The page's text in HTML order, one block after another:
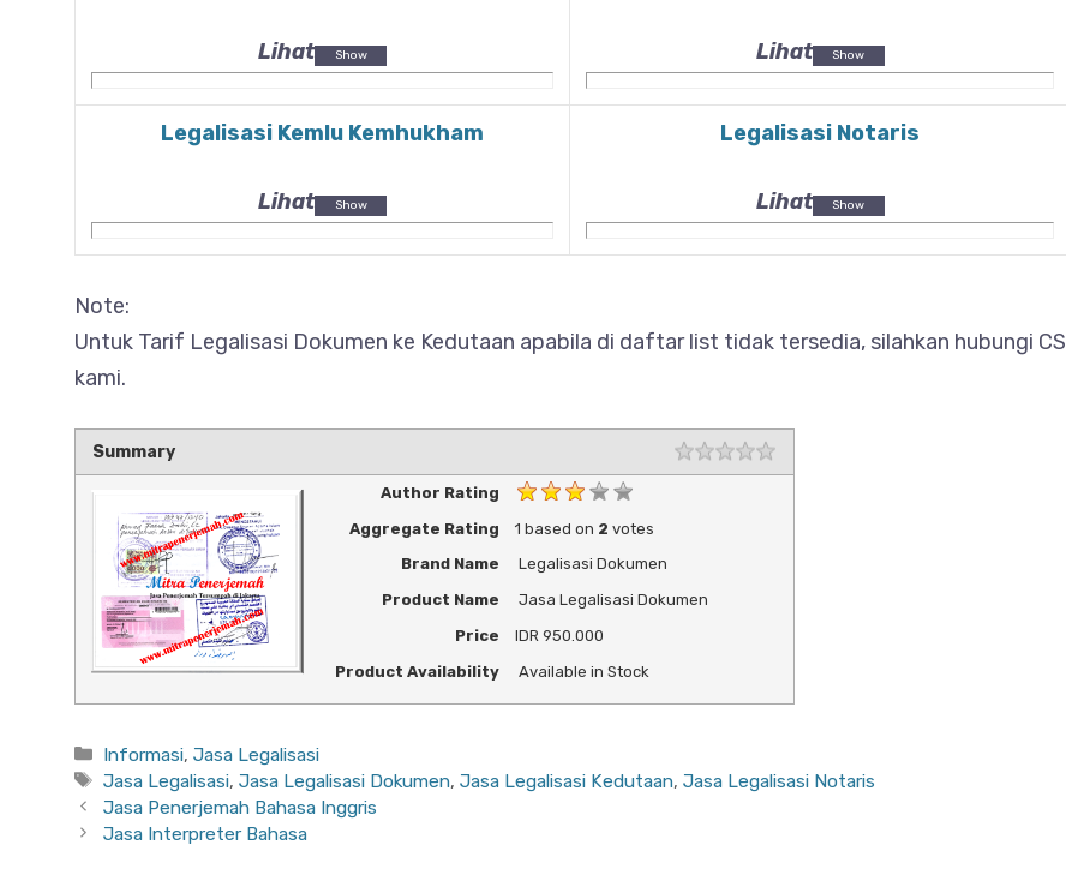
Lihat Lihat
Legalisasi Kemlu Kemhukham
Lihat
Legalisasi Notaris
Lihat
Note:
Untuk Tarif Legalisasi Dokumen ke Kedutaan apabila di daftar list tidak tersedia, silahkan hubungi CS
kami.
Summary
Author Rating
Aggregate Rating
1 based on 2 votes
Brand Name
Legalisasi Dokumen
Product Name
Jasa Legalisasi Dokumen
Price
IDR 950.000
Product Availability
Available in Stock
Categories
Informasi,Jasa Legalisasi
Tags
Jasa Legalisasi,Jasa Legalisasi Dokumen,Jasa Legalisasi Kedutaan,Jasa Legalisasi Notaris
Jasa Penerjemah Bahasa Inggris
Jasa Interpreter Bahasa